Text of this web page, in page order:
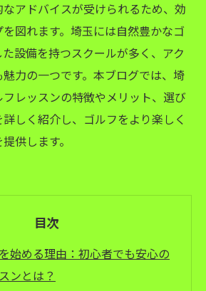
アドバイスが受けられるため、効
図れます。埼玉には自然豊かなゴ
設備を持つスクールが多く、アク
力の一つです。本ブログでは、埼
レッスンの特徴やメリット、選び
しく紹介し、ゴルフをより楽しく
供します。
目次
始める理由：初心者でも安心の
ンとは？